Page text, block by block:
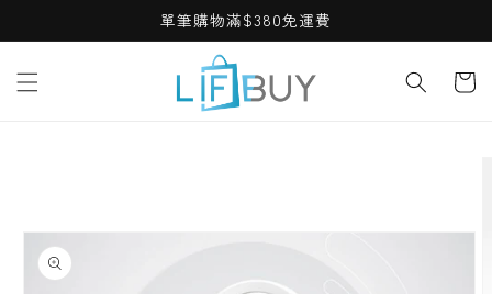
單筆購物滿$380免運費
Cart